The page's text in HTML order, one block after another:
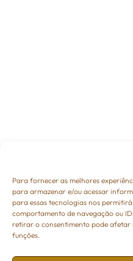
Para fornecer as melhores
para armazenar e/ou acessar
para essas tecnologias nos
comportamento de navegação ou
retirar o consentimento pode afetar
funções.